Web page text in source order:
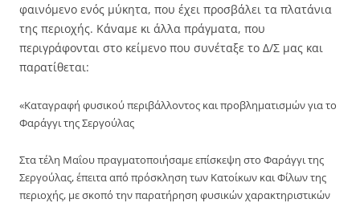
φαινόμενο ενός μύκητα, που έχει προσβάλει τα πλατάνια
της περιοχής. Κάναμε κι άλλα πράγματα, που
περιγράφονται στο κείμενο που συνέταξε το Δ/Σ μας και
παρατίθεται:
«Καταγραφή φυσικού περιβάλλοντος και προβληματισμών για το
Φαράγγι της Σεργούλας
Στα τέλη Μαΐου πραγματοποιήσαμε επίσκεψη στο Φαράγγι της
Σεργούλας, έπειτα από πρόσκληση των Κατοίκων και Φίλων της
περιοχής, με σκοπό την παρατήρηση φυσικών χαρακτηριστικών